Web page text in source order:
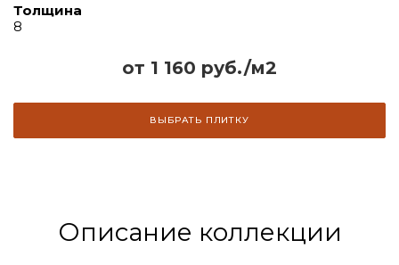
от 1 160 руб./м2
ВЫБРАТЬ ПЛИТКУ
Толщина
8
Описание коллекции